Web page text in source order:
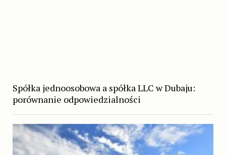
Spółka jednoosobowa a spółka LLC w Dubaju:
porównanie odpowiedzialności